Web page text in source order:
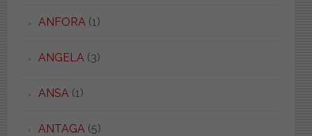
ANFORA (1)
ANGELA (3)
ANSA (1)
ANTAGA (5)